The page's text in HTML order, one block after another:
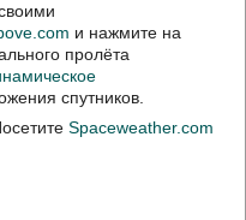
и нажмите на
пролёта
спутников.
Spaceweather.com